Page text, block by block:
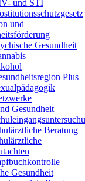
und STI
und
Gesundheit
Plus
Gesundheit
Beratung
Gesundheit